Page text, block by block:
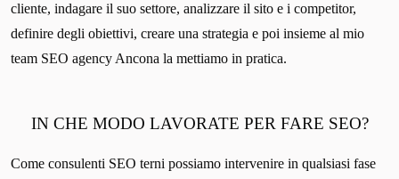
cliente, indagare il suo settore, analizzare il sito e i competitor,
definire degli obiettivi, creare una strategia e poi insieme al mio
team SEO agency Ancona la mettiamo in pratica.
IN CHE MODO LAVORATE PER FARE SEO?
Come consulenti SEO terni possiamo intervenire in qualsiasi fase